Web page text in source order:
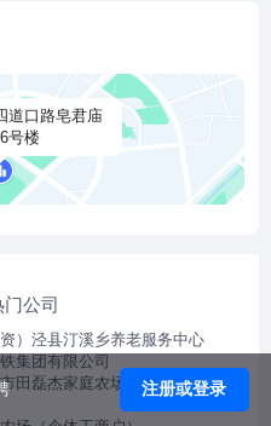
道口路皂君庙
号楼
门公司
）泾县汀溪乡养老服务中心
集团有限公司
田磊杰家庭农场（个人独资）
注册或登录